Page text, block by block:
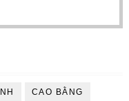
CAO BẰNG